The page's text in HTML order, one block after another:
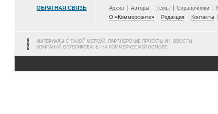
ОБРАТНАЯ СВЯЗЬ Архив Авторы Темы Справочники
О «Коммерсанте»
Редакция Контакты
МАТЕРИАЛЫ С ТАКОЙ МЕТКОЙ, ПАРТНЕРСКИЕ ПРОЕКТЫ И НОВОСТИ
КОМПАНИЙ ОПУБЛИКОВАНЫ НА КОММЕРЧЕСКОЙ ОСНОВЕ